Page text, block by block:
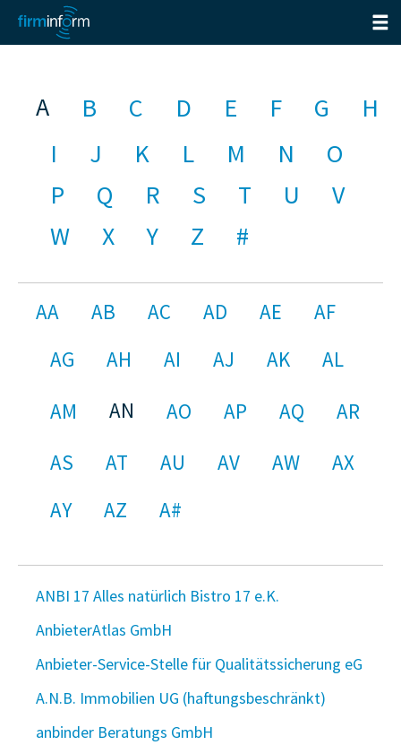
A B C D E F G
H
I
J K L M N
O
P
Q R S T U
V
W
X Y Z #
AA AB AC AD AE
AF
AG
AH AI AJ AK
AL
AM
AN AO AP AQ
AR
AS
AT AU AV AW
AX
AY
AZ A#
ANBI 17 Alles natürlich Bistro 17 e.K.
AnbieterAtlas GmbH
Anbieter-Service-Stelle für Qualitätssicherung eG
A.N.B. Immobilien UG (haftungsbeschränkt)
anbinder Beratungs GmbH